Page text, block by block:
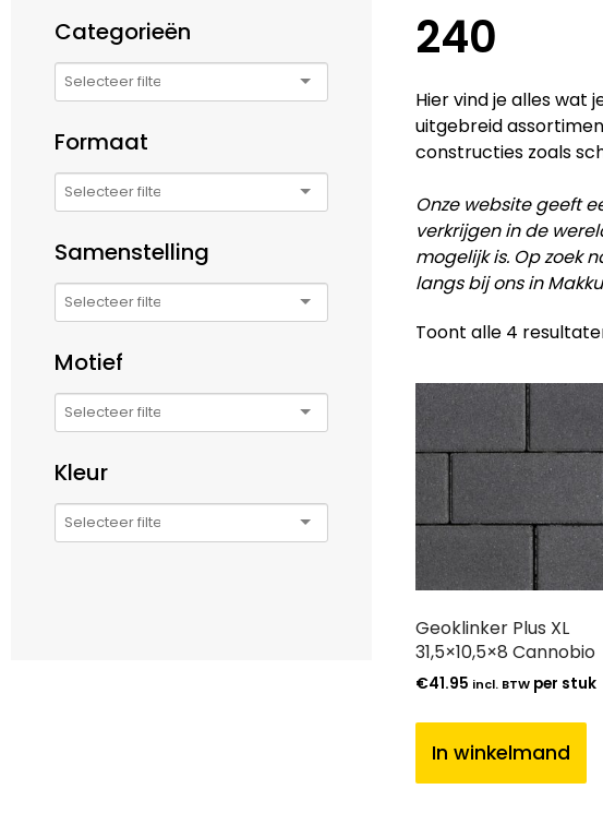
Categorieën
Formaat
Samenstelling
Motief
Kleur
240
Hier vind je alles wat
uitgebreid
constructies zoals
Onze website geeft
verkrijgen in de
mogelijk is. Op zoek
langs bij ons in
Toont alle 4
Geoklinker Plus XL
31,5×10,5×8 Cannobio
€41.95 incl. BTW per stuk
In winkelmand